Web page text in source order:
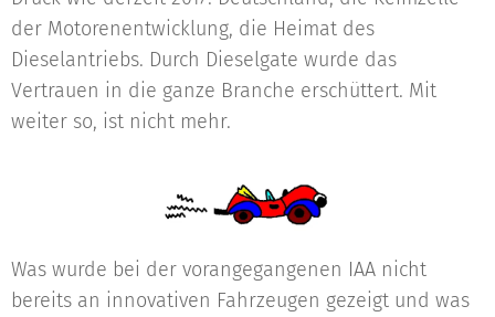
der Motorenentwicklung, die Heimat des
Dieselantriebs. Durch Dieselgate wurde das
Vertrauen in die ganze Branche erschüttert. Mit
weiter so, ist nicht mehr.
Was wurde bei der vorangegangenen IAA nicht
bereits an innovativen Fahrzeugen gezeigt und was